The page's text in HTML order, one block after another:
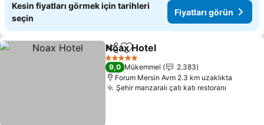
Kesin fiyatları görmek için tarihleri
seçin
Fiyatları görün
PaylaşFavorilerime ekle
Noax Hotel
5 Yıldız
9,0 Mükemmel
2.383
Forum Mersin Avm 2.3 km uzaklıkta
Şehir manzaralı çatı katı restoranı